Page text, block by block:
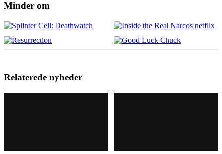
Minder om
Relaterede nyheder